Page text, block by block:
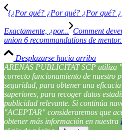
{¿Por qué? ¿Por qué? ¿Por qué?
Exactamente, ¿por... Comment
union 6 recommandations de
Desplazarse hacia arriba
ARENAS PUBLICITAT SCP
correcto funcionamiento de nuestro
seguridad, para obtener una
superiores, para recoger datos
publicidad relevante. Si continúa
"ACEPTAR" consideraremos que
obtener más información en nuestra